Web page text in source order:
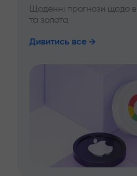
Щоденні прогнози щодо
та золота
Дивитись все